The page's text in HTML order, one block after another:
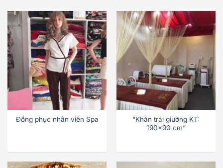
Đồng phục nhân viên Spa
“Khăn trải giường KT:
190×90 cm”